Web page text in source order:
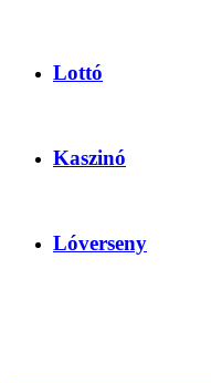
Lottó
Kaszinó
Lóverseny